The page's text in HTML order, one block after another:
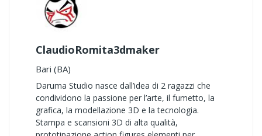
ClaudioRomita3dmaker
Bari (BA)
Daruma Studio nasce dall’idea di 2 ragazzi che
condividono la passione per l’arte, il fumetto, la
grafica, la modellazione 3D e la tecnologia.
Stampa e scansioni 3D di alta qualità,